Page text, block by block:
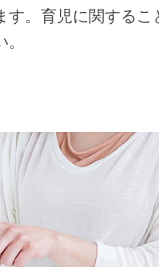
す。育児に関するこ